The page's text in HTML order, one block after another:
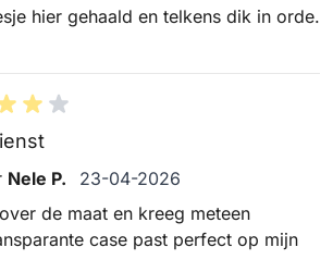
hier gehaald en telkens dik in orde.
Nele P. 23 april 2026
23-04-2026
de maat en kreeg meteen
case past perfect op mijn